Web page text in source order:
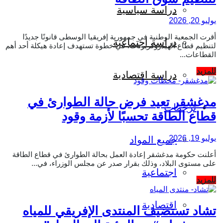
دراسة سياسية
دراسة اجتماعية
دراسة اقتصادية
ترجمات
جميع المواد
اجتماعية
اقتصادية
يوليو 20, 2026
أقرت الجمعية الوطنية في جمهورية إفريقيا الوسطى قانونًا جديدًا
لتنظيم قطاع الهيدروكربونات، في خطوة تستهدف إعادة هيكلة أحد أهم
القطاعات...
للمزيدDetails
مدغشقر تعيد فرض حالة الطوارئ في
قطاع الطاقة تحسبًا لأزمة وقود
يوليو 19, 2026
أعلنت حكومة مدغشقر إعادة العمل بحالة الطوارئ في قطاع الطاقة
على مستوى البلاد، وذلك بقرار صدر عن مجلس الوزراء، في...
للمزيدDetails
تشاد تستضيف المنتدى الإفريقي للمياه